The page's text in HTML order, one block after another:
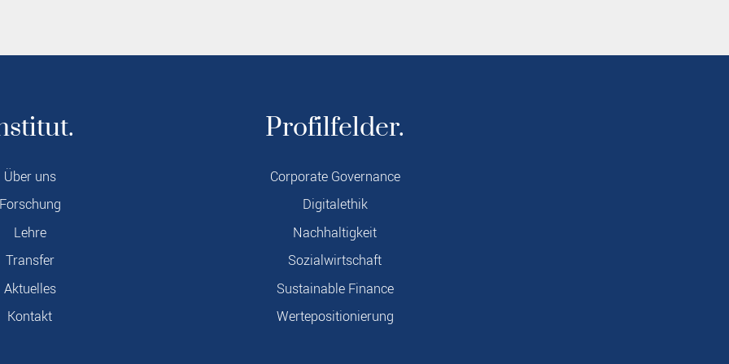
Über uns
Lehre
Transfer
Aktuelles
Kontakt
Profilfelder.
Corporate Governance
Digitalethik
Nachhaltigkeit
Sozialwirtschaft
Sustainable Finance
Wertepositionierung